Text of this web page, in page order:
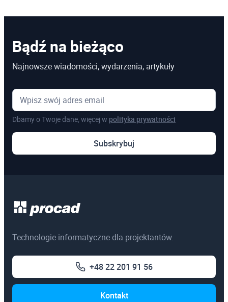
Bądź na bieżąco
Najnowsze wiadomości, wydarzenia, artykuły
Dbamy o Twoje dane, więcej w polityka prywatności
Subskrybuj
Technologie informatyczne dla projektantów.
+48 22 201 91 56
Kontakt